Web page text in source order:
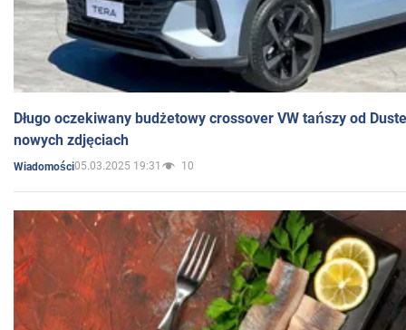
Długo oczekiwany budżetowy crossover VW tańszy od
nowych zdjęciach
Wiadomości05.03.2025 19:31 10